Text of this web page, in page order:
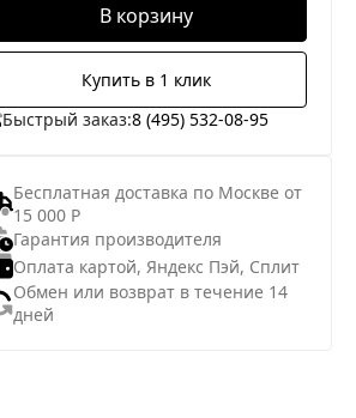
В корзину
Купить в 1 клик
Быстрый заказ:8 (495) 532-08-95
Бесплатная доставка по Москве от
15 000 Р
Гарантия производителя
Оплата картой, Яндекс Пэй, Сплит
Обмен или возврат в течение 14
дней